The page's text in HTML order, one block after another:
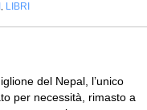
LIBRI
del Nepal, l’unico
per necessità, rimasto a